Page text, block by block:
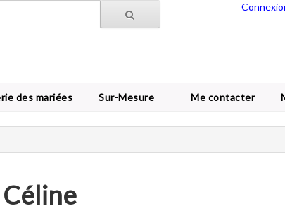
des mariées Sur-Mesure Me contacter